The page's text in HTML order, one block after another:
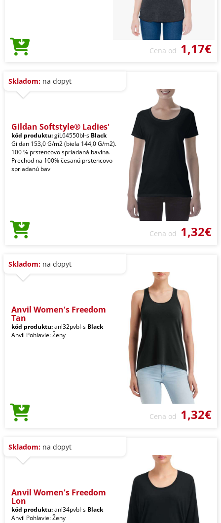
Cena od 1,17€
Skladom: na dopyt
Gildan Softstyle® Ladies'
kód produktu:giL64550bl-s Black
Gildan 153,0 G/m2 (biela 144,0 G/m2).
100 % prstencovo spriadaná bavlna.
Prechod na 100% česanú prstencovo
spriadanú bav
Cena od 1,32€
Skladom: na dopyt
Anvil Women's Freedom
Tan
kód produktu:anl32pvbl-s Black
Anvil Pohlavie: Ženy
Cena od 1,32€
Skladom: na dopyt
Anvil Women's Freedom
Lon
kód produktu:anl34pvbl-s Black
Anvil Pohlavie: Ženy